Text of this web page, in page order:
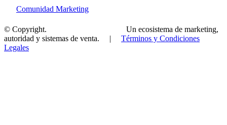
Comunidad Marketing
© Copyright.
Un ecosistema de marketing,
autoridad y sistemas de venta. | Términos y Condiciones
Legales